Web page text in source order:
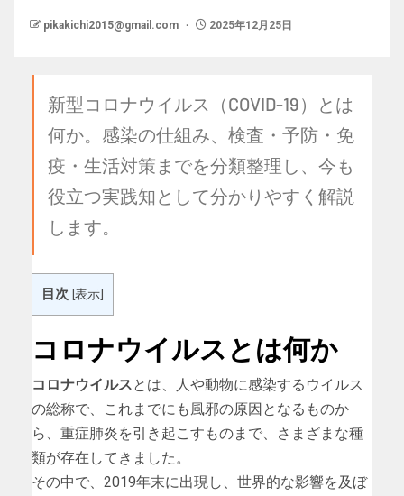
pikakichi2015@gmail.com 2025年12月25日
新型コロナウイルス（COVID-19）とは
何か。感染の仕組み、検査・予防・免
疫・生活対策までを分類整理し、今も
役立つ実践知として分かりやすく解説
します。
目次 [表示]
コロナウイルスとは何か
コロナウイルスとは、人や動物に感染するウイルス
の総称で、これまでにも風邪の原因となるものか
ら、重症肺炎を引き起こすものまで、さまざまな種
類が存在してきました。
その中で、2019年末に出現し、世界的な影響を及ぼ